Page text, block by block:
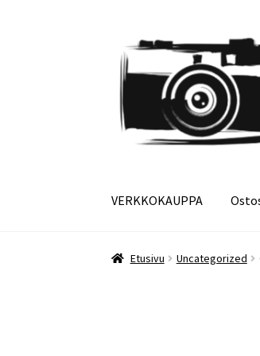
Siirry
navigointiin
Siirry
sisältöön
VERKKOKAUPPA
Etusivu Maksu Minun tilini
Etusivu Uncategorized